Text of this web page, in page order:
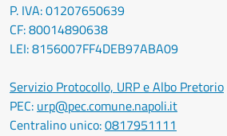
P. IVA: 01207650639
CF: 80014890638
LEI: 8156007FF4DEB97ABA09
Servizio Protocollo, URP e Albo Pretorio
PEC: urp@pec.comune.napoli.it
Centralino unico:0817951111